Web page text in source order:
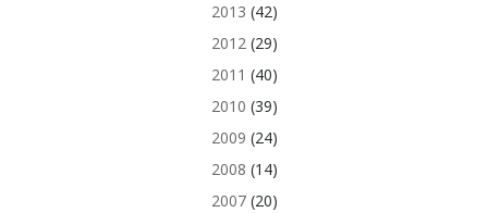
2013 (42)
2012(29)
2011 (40)
2010 (39)
2009 (24)
2008 (14)
2007(20)